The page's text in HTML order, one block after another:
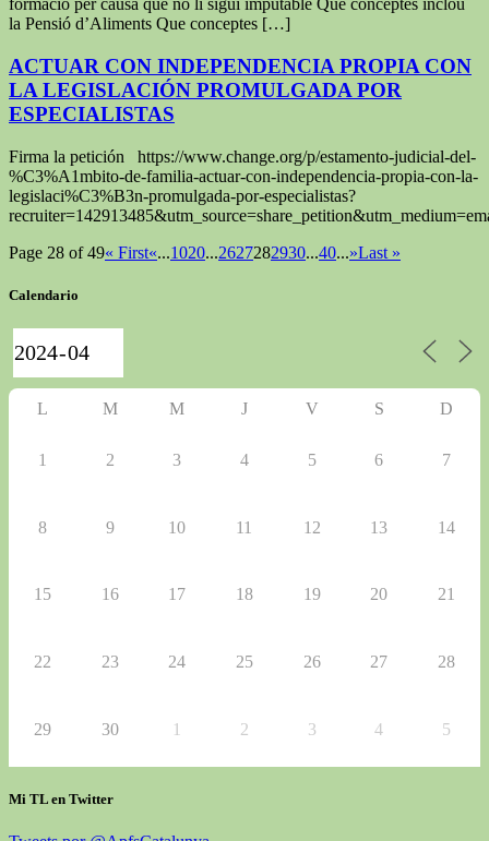
formació per causa que no li sigui imputable Que conceptes inclou
la Pensió d’Aliments Que conceptes […]
ACTUAR CON INDEPENDENCIA PROPIA CON
LA LEGISLACIÓN PROMULGADA POR
ESPECIALISTAS
Firma la petición https://www.change.org/p/estamento-judicial-del-
%C3%A1mbito-de-familia-actuar-con-independencia-propia-con-la-
legislaci%C3%B3n-promulgada-por-especialistas?
Page 28 of 49« First«...1020...2627282930...40...»Last »
Calendario
L M M J V S D
1 2 3 4 5 6 7
8 9 10 11 12 13 14
15 16 17 18 19 20 21
22 23 24 25 26 27 28
29 30 1 2 3 4 5
Mi TL en Twitter